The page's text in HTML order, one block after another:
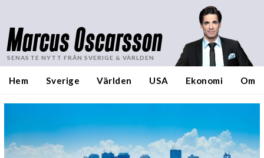
Marcus Oscarsson
SENASTE NYTT FRÅN SVERIGE & VÄRLDEN
Hem Sverige Världen USA Ekonomi Om